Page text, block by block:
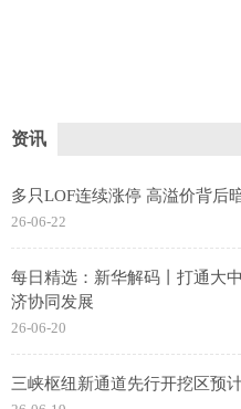
资讯
多只LOF连续涨停 高溢价背后
26-06-22
每日精选：新华解码丨打通大
济协同发展
26-06-20
三峡枢纽新通道先行开挖区预